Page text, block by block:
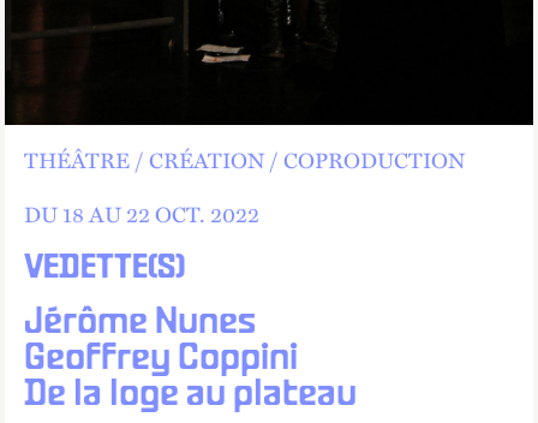
VEDETTE(S)
Jérôme Nunes
Geoffrey Coppini
De la loge au plateau
THÉÂTRE CRÉATION COPRODUCTION
DU 18 AU22OCT. 2022